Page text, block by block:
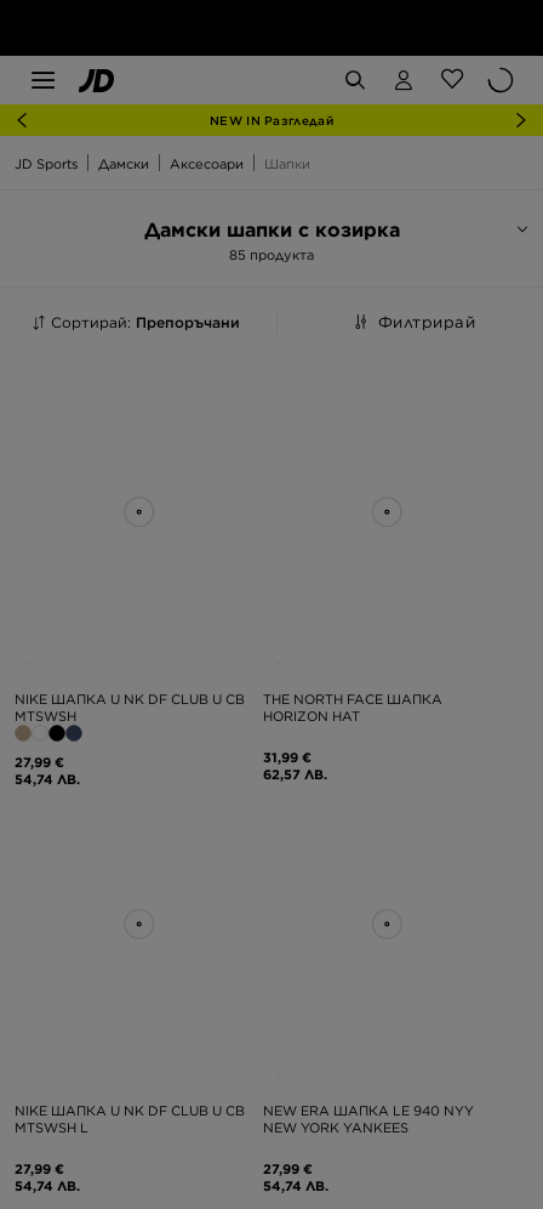
NEW IN Разгледай
JD Sports Дамски Аксесоари Шапки
Дамски шапки с козирка
85 продукта
Сортирай: Препоръчани Филтрирай
NIKE ШАПКА U NK DF CLUB U CB
MTSWSH
27,99 €
54,74 ЛВ.
THE NORTH FACE ШАПКА
HORIZON HAT
31,99 €
62,57 ЛВ.
NIKE ШАПКА U NK DF CLUB U CB
MTSWSH L
27,99 €
54,74 ЛВ.
NEW ERA ШАПКА LE 940 NYY
NEW YORK YANKEES
27,99 €
54,74 ЛВ.